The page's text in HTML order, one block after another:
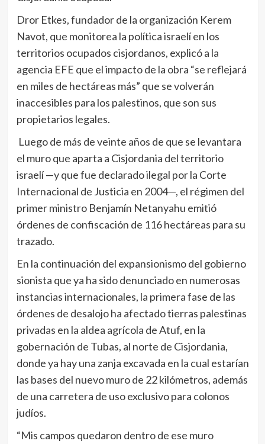
Dror Etkes, fundador de la organización Kerem
Navot, que monitorea la política israelí en los
territorios ocupados cisjordanos, explicó a la
agencia EFE que el impacto de la obra “se reflejará
en miles de hectáreas más” que se volverán
inaccesibles para los palestinos, que son sus
propietarios legales.
Luego de más de veinte años de que se levantara
el muro que aparta a Cisjordania del territorio
israelí —y que fue declarado ilegal por la Corte
Internacional de Justicia en 2004—, el régimen del
primer ministro Benjamín Netanyahu emitió
órdenes de confiscación de 116 hectáreas para su
trazado.
En la continuación del expansionismo del gobierno
sionista que ya ha sido denunciado en numerosas
instancias internacionales, la primera fase de las
órdenes de desalojo ha afectado tierras palestinas
privadas en la aldea agrícola de Atuf, en la
gobernación de Tubas, al norte de Cisjordania,
donde ya hay una zanja excavada en la cual estarían
las bases del nuevo muro de 22 kilómetros, además
de una carretera de uso exclusivo para colonos
judíos.
“Mis campos quedaron dentro de ese muro